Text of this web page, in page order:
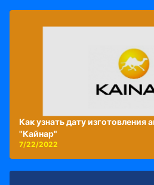
Как узнать дату изготовления
"Кайнар"
7/22/2022